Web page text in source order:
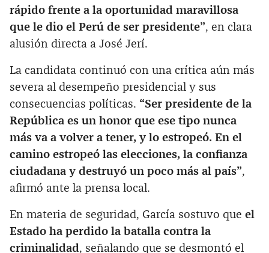
rápido frente a la oportunidad maravillosa
que le dio el Perú de ser presidente”, en clara
alusión directa a José Jerí.
La candidata continuó con una crítica aún más
severa al desempeño presidencial y sus
consecuencias políticas. “Ser presidente de la
República es un honor que ese tipo nunca
más va a volver a tener, y lo estropeó. En el
camino estropeó las elecciones, la confianza
ciudadana y destruyó un poco más al país”,
afirmó ante la prensa local.
En materia de seguridad, García sostuvo que el
Estado ha perdido la batalla contra la
criminalidad, señalando que se desmontó el